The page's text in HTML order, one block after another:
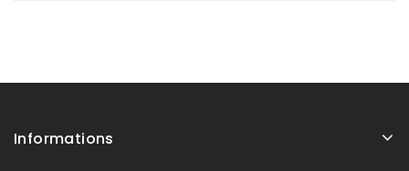
Informations